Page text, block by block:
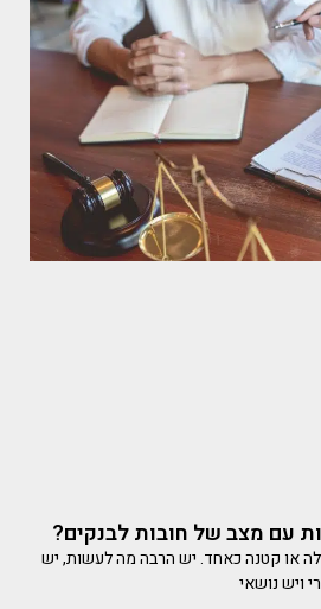
עם מצב של חובות לבנקים?
או קטנה כאחד. יש הרבה מה לעשות, יש
ויש נושאי